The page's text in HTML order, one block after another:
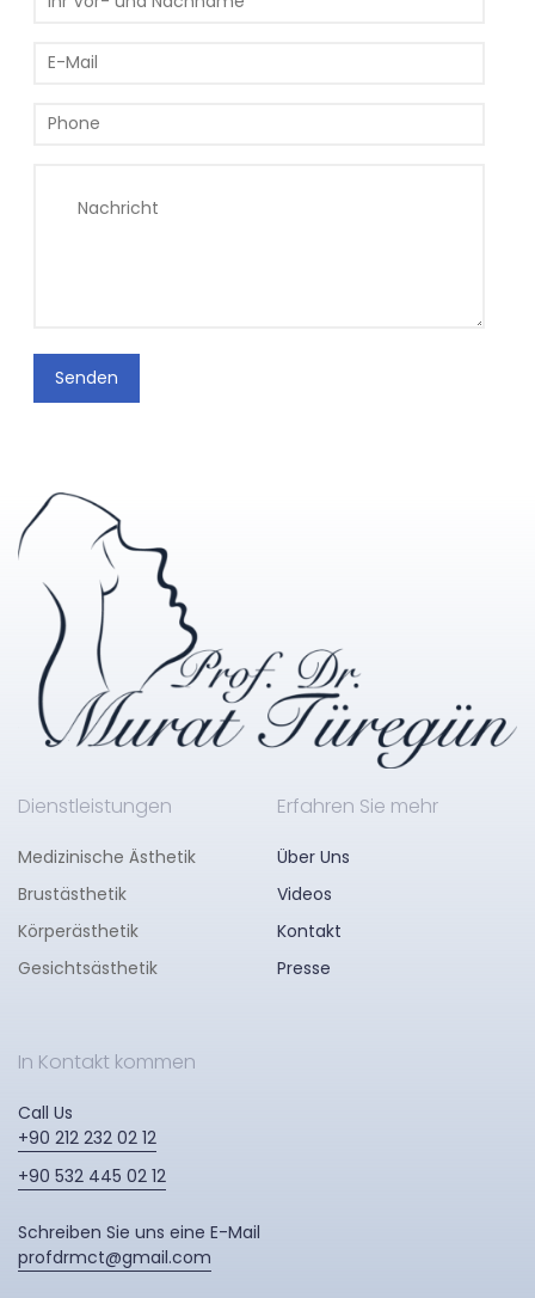
Senden
Dienstleistungen
Medizinische Ästhetik
Brustästhetik
Körperästhetik
Gesichtsästhetik
Erfahren Sie mehr
Über Uns
Videos
Kontakt
Presse
In Kontakt kommen
Call Us
+90 212 232 02 12
+90 532 445 02 12
Schreiben Sie uns eine E-Mail
profdrmct@gmail.com